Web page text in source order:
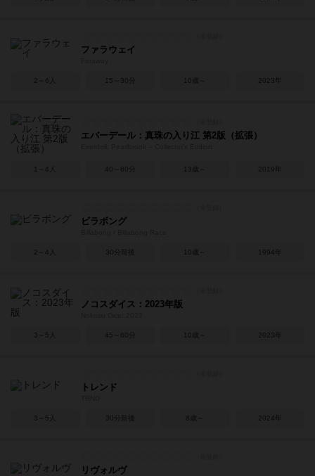
ファラウェイ
2～6人 15～30分 10歳～ 2023年
エバーデール：真珠の入り江 第2版（拡張）
1～4人 40～80分 13歳～ 2019年
ビラボング
2～4人 30分前後 10歳～ 1994年
ノコスダイス：2023年版
3～5人 45～60分 10歳～ 2023年
トレンド
3～5人 30分前後 8歳～ 2024年
リヴォルヴ